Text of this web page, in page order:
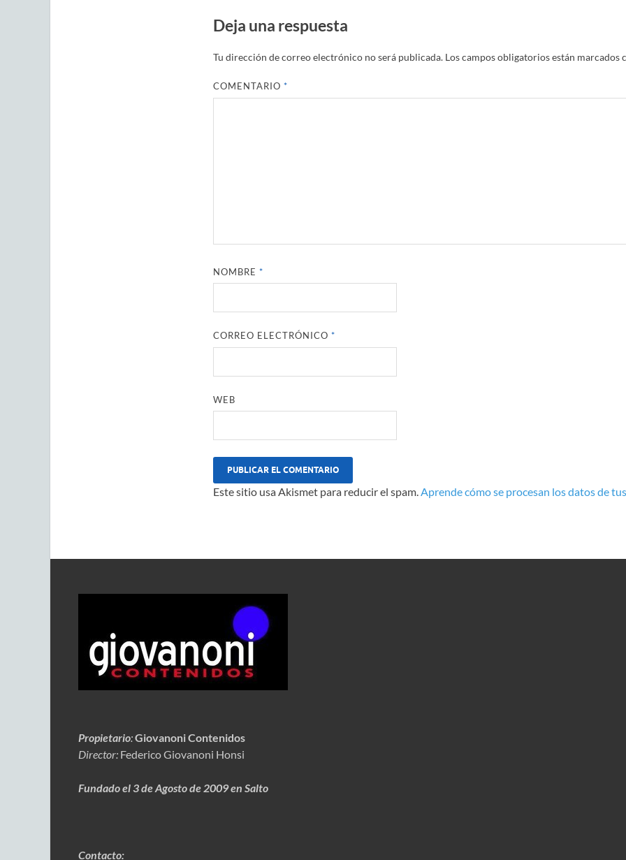
Deja una respuesta
Tu dirección de correo electrónico no será publicada. Los campos obligatorios están marcados
COMENTARIO *
NOMBRE *
CORREO ELECTRÓNICO *
WEB
Este sitio usa Akismet para reducir el spam.Aprende cómo se procesan los datos de
Propietario:Giovanoni Contenidos
Director: Federico Giovanoni Honsi
Fundado el 3 de Agosto de 2009 en Salto
Contacto: